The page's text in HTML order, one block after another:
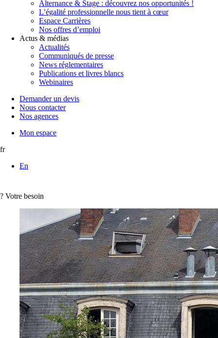
Alternance & Stage : découvrez nos opportunités !
L’égalité professionnelle nous tient à cœur
Espace Carrières
Nos offres d’emploi
Actus & médias
Actualités
Communiqués de presse
News réglementaires
Publications et livres blancs
Webinaires
Demander un devis
Nous contacter
Nos agences
Mon espace
fr
En
? Votre besoin